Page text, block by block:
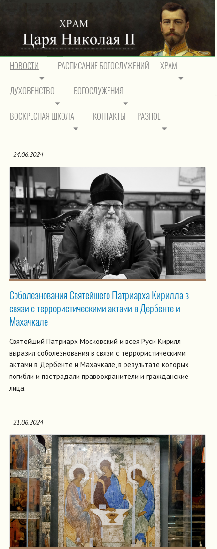
НОВОСТИ РАСПИСАНИЕ БОГОСЛУЖЕНИЙ ХРАМ
ДУХОВЕНСТВО БОГОСЛУЖЕНИЯ
ВОСКРЕСНАЯ ШКОЛА КОНТАКТЫ РАЗНОЕ
Новости Церковные новости
ЦЕРКОВНЫЕ НОВОСТИ
24.06.2024
Соболезнования Святейшего Патриарха Кирилла в
связи с террористическими актами в Дербенте и
Махачкале
Святейший Патриарх Московский и всея Руси Кирилл
выразил соболезнования в связи с террористическими
актами в Дербенте и Махачкале, в результате которых
погибли и пострадали правоохранители и гражданские
лица.
21.06.2024